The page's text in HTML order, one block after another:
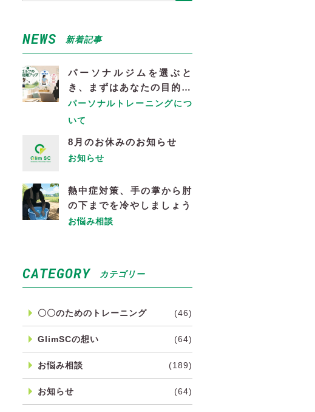
NEWS 新着記事
パーソナルジムを選ぶと
き、まずはあなたの目的…
パーソナルトレーニングにつ
いて
8月のお休みのお知らせ
お知らせ
熱中症対策、手の掌から肘
の下までを冷やしましょう
お悩み相談
CATEGORY カテゴリー
〇〇のためのトレーニング (46)
GlimSCの想い (64)
お悩み相談 (189)
お知らせ (64)